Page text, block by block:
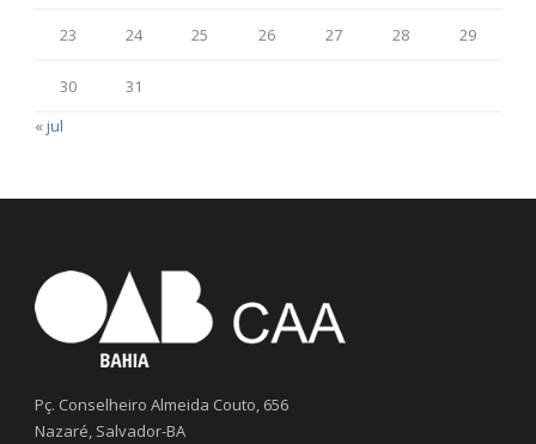
23 24 25 26 27 28 29
30
31
« jul
Pç. Conselheiro Almeida Couto, 656
Nazaré, Salvador-BA